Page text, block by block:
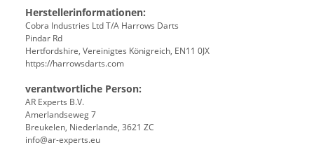
Herstellerinformationen:
Cobra Industries Ltd T/A Harrows Darts
Pindar Rd
Hertfordshire, Vereinigtes Königreich, EN11 0JX
https://harrowsdarts.com
verantwortliche Person:
AR Experts B.V.
Amerlandseweg 7
Breukelen, Niederlande, 3621 ZC
info@ar-experts.eu